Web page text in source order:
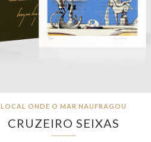
LOCAL ONDE O MAR NAUFRAGOU
CRUZEIRO SEIXAS